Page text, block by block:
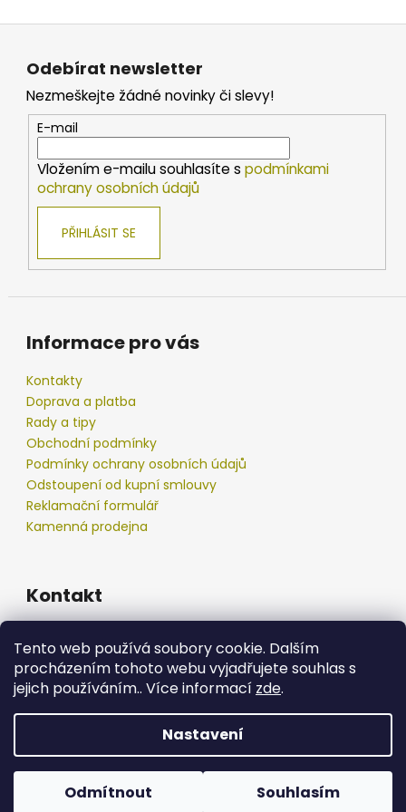
Tento web používá soubory cookie. Dalším
procházením tohoto webu vyjadřujete souhlas s
jejich používáním.. Více informací zde.
Nastavení
Odmítnout Souhlasím
Odebírat newsletter
Nezmeškejte žádné novinky či slevy!
E-mail
Vložením e-mailu souhlasíte s podmínkami
ochrany osobních údajů
PŘIHLÁSIT SE
Informace pro vás
Kontakty
Doprava a platba
Rady a tipy
Obchodní podmínky
Podmínky ochrany osobních údajů
Odstoupení od kupní smlouvy
Reklamační formulář
Kamenná prodejna
Kontakt
777 192 550
777 192 550
Copyright 2026podberak.cz. Všechna práva